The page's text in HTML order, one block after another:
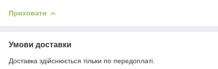
Приховати
Умови доставки
Доставка здійснюється тільки по передоплаті.